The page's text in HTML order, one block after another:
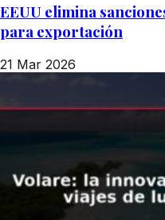
EEUU elimina
para exportación
21 Mar 2026